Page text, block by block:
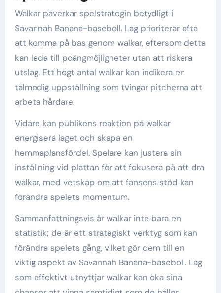
Walkar påverkar spelstrategin betydligt i
Savannah Banana-baseboll. Lag prioriterar ofta
att komma på bas genom walkar, eftersom detta
kan leda till poängmöjligheter utan att riskera
utslag. Ett högt antal walkar kan indikera en
tålmodig uppställning som tvingar pitcherna att
arbeta hårdare.
Vidare kan publikens reaktion på walkar
energisera laget och skapa en
hemmaplansfördel. Spelare kan justera sin
inställning vid plattan för att fokusera på att dra
walkar, med vetskap om att fansens stöd kan
förändra spelets momentum.
Sammanfattningsvis är walkar inte bara en
statistik; de är ett strategiskt verktyg som kan
förändra spelets gång, vilket gör dem till en
viktig aspekt av Savannah Banana-baseboll. Lag
som effektivt utnyttjar walkar kan öka sina